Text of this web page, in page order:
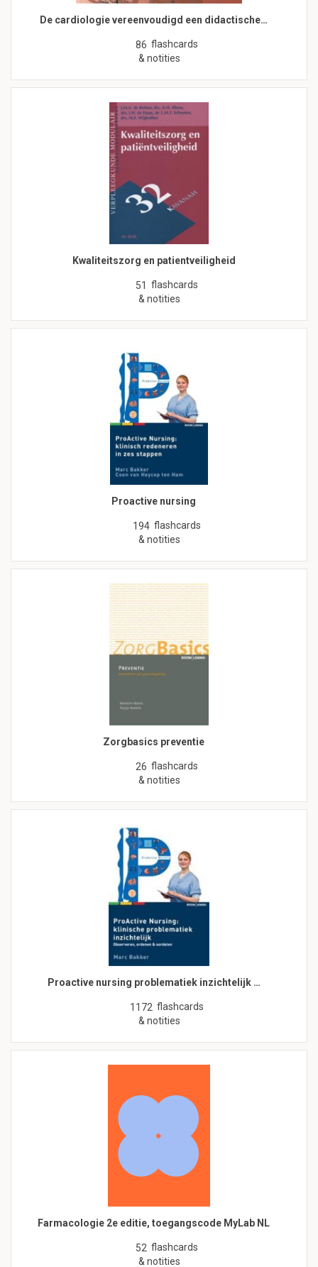
De cardiologie vereenvoudigd een didactische…
86 flashcards
& notities
Kwaliteitszorg en patientveiligheid
51 flashcards
& notities
Proactive nursing
194 flashcards
& notities
Zorgbasics preventie
26 flashcards
& notities
Proactive nursing problematiek inzichtelijk …
1172 flashcards
& notities
Farmacologie 2e editie, toegangscode MyLab NL
52 flashcards
& notities